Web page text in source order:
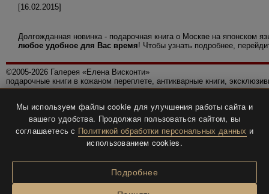
[16.02.2015]
Долгожданная новинка - подарочная книга о Москве на японском
любое удобное для Вас время! Чтобы узнать подробнее,
©2005-2026 Галерея «Елена Висконти»
подарочные книги в кожаном переплете, антикварные книги,
Политика конфиденциальности
Все права защищены.
Разработка и дизайнBTV-info.
Мы используем файлы cookie для улучшения работы сайта и
вашего удобства. Продолжая пользоваться сайтом, вы
соглашаетесь с Политикой обработки персональных данных и
использованием cookies.
Подробнее